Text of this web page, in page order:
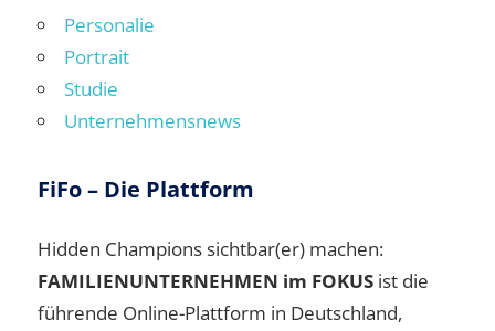
Personalie
Portrait
Studie
Unternehmensnews
FiFo – Die Plattform
Hidden Champions sichtbar(er) machen:
FAMILIENUNTERNEHMEN im FOKUS ist die
führende Online-Plattform in Deutschland,